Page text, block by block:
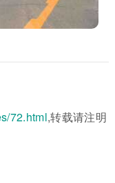
72.html,转载请注明